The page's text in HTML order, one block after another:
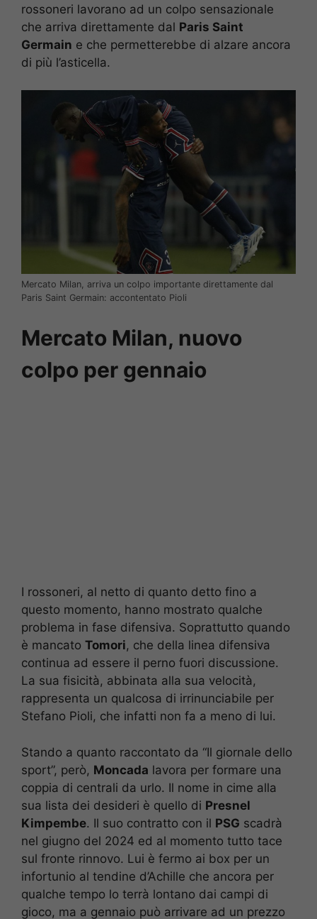
rossoneri lavorano ad un colpo sensazionale
che arriva direttamente dal Paris Saint
Germain e che permetterebbe di alzare ancora
di più l’asticella.
Mercato Milan, arriva un colpo importante direttamente dal
Paris Saint Germain: accontentato Pioli
Mercato Milan, nuovo
colpo per gennaio
I rossoneri, al netto di quanto detto fino a
questo momento, hanno mostrato qualche
problema in fase difensiva. Soprattutto quando
è mancato Tomori, che della linea difensiva
continua ad essere il perno fuori discussione.
La sua fisicità, abbinata alla sua velocità,
rappresenta un qualcosa di irrinunciabile per
Stefano Pioli, che infatti non fa a meno di lui.
Stando a quanto raccontato da “Il giornale dello
sport”, però, Moncada lavora per formare una
coppia di centrali da urlo. Il nome in cime alla
sua lista dei desideri è quello di Presnel
Kimpembe. Il suo contratto con il PSG scadrà
nel giugno del 2024 ed al momento tutto tace
sul fronte rinnovo. Lui è fermo ai box per un
infortunio al tendine d’Achille che ancora per
qualche tempo lo terrà lontano dai campi di
gioco, ma a gennaio può arrivare ad un prezzo